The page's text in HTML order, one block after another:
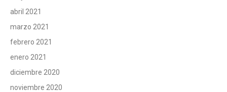
abril 2021
marzo 2021
febrero 2021
enero 2021
diciembre 2020
noviembre 2020